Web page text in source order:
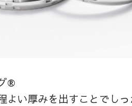
®
よい厚みを出すことでし